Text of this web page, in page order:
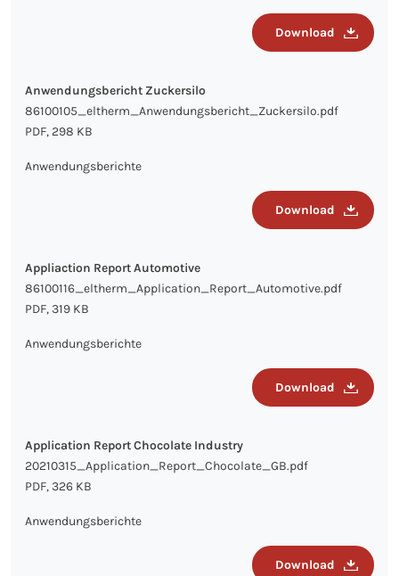
Download
Anwendungsbericht Zuckersilo
86100105_eltherm_Anwendungsbericht_Zuckersilo.pdf
PDF, 298 KB
Anwendungsberichte
Download
Appliaction Report Automotive
86100116_eltherm_Application_Report_Automotive.pdf
PDF, 319 KB
Anwendungsberichte
Download
Application Report Chocolate Industry
20210315_Application_Report_Chocolate_GB.pdf
PDF, 326 KB
Anwendungsberichte
Download